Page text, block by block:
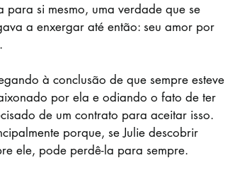
para si mesmo, uma verdade que se
a enxergar até então: seu amor por
à conclusão de que sempre esteve
por ela e odiando o fato de ter
de um contrato para aceitar isso.
porque, se Julie descobrir
ele, pode perdê-la para sempre.